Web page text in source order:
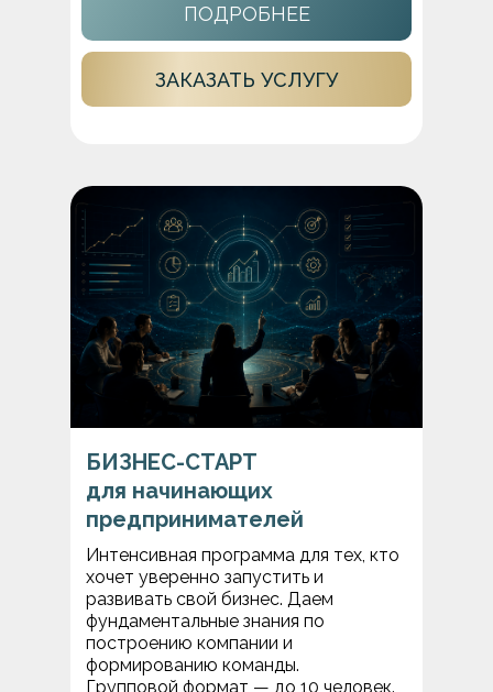
Интенсивная программа для тех, кто
хочет уверенно запустить и
развивать свой бизнес. Даем
фундаментальные знания по
построению компании и
формированию команды.
Групповой формат — до 10 человек.
БИЗНЕС-СТАРТ
для начинающих
предпринимателей
ЗАКАЗАТЬ УСЛУГУ
ПОДРОБНЕЕ